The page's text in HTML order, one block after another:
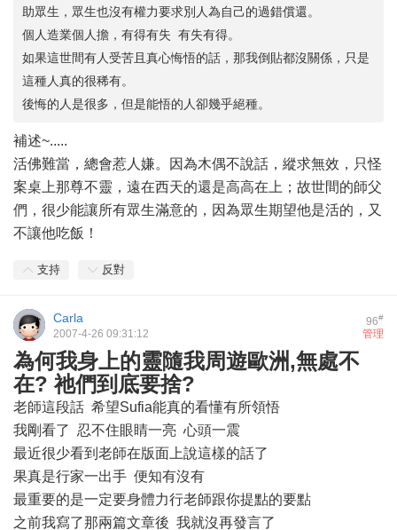
助眾生，眾生也沒有權力要求別人為自己的過錯償還。
個人造業個人擔，有得有失 有失有得。
如果這世間有人受苦且真心悔悟的話，那我倒貼都沒關係，只是
這種人真的很稀有。
後悔的人是很多，但是能悟的人卻幾乎絕種。
補述~.....
活佛難當，總會惹人嫌。因為木偶不說話，縱求無效，只怪
案桌上那尊不靈，遠在西天的還是高高在上；故世間的師父
們，很少能讓所有眾生滿意的，因為眾生期望他是活的，又
不讓他吃飯！
支持 反對
96#
Carla
管理
2007-4-26 09:31:12
為何我身上的靈隨我周遊歐洲,無處不
在? 祂們到底要捨?
老師這段話 希望Sufia能真的看懂有所領悟
我剛看了 忍不住眼睛一亮 心頭一震
最近很少看到老師在版面上說這樣的話了
果真是行家一出手 便知有沒有
最重要的是一定要身體力行老師跟你提點的要點
之前我寫了那兩篇文章後 我就沒再發言了